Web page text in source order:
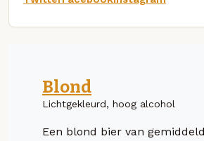
Blond
Lichtgekleurd, hoog alcohol
Een blond bier van